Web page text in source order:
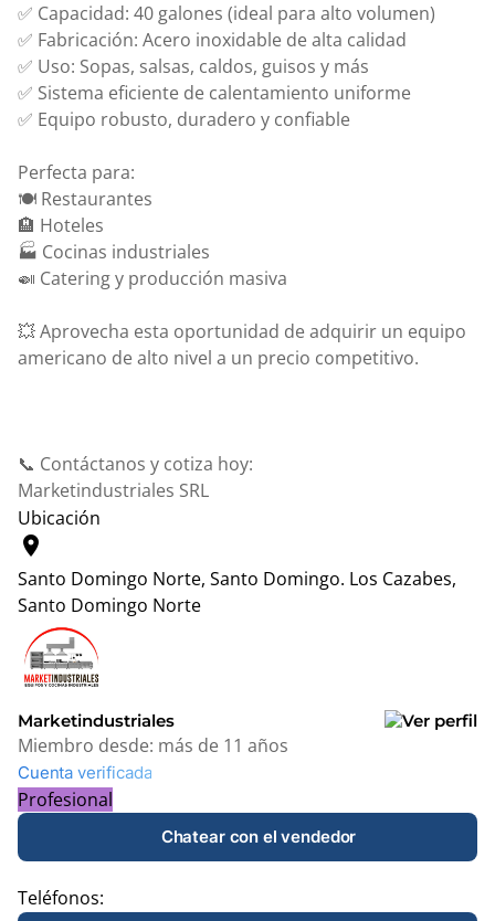
✅ Capacidad: 40 galones (ideal para alto volumen)
✅ Fabricación: Acero inoxidable de alta calidad
✅ Uso: Sopas, salsas, caldos, guisos y más
✅ Sistema eficiente de calentamiento uniforme
✅ Equipo robusto, duradero y confiable
Perfecta para:
🍽️ Restaurantes
🏨 Hoteles
🏭 Cocinas industriales
🍛 Catering y producción masiva
💥 Aprovecha esta oportunidad de adquirir un equipo
americano de alto nivel a un precio competitivo.
📞 Contáctanos y cotiza hoy:
Marketindustriales SRL
Ubicación
location_on
Santo Domingo Norte, Santo Domingo. Los Cazabes,
Santo Domingo Norte
+
−
Marketindustriales
Miembro desde: más de 11 años
Cuenta verificada
Profesional
Chatear con el vendedor
Teléfonos: